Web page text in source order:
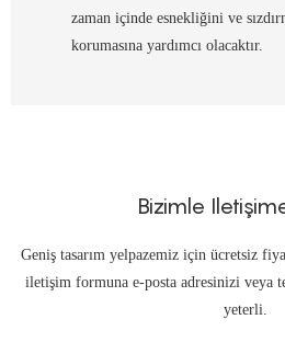
zaman içinde esnekliğini ve
korumasına yardımcı olacaktır.
Bizimle
Geniş tasarım yelpazemiz için ücretsiz
iletişim formuna e-posta adresinizi veya
yeterli.